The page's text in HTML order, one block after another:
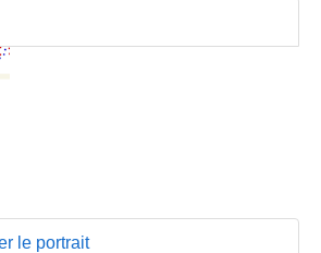
le portrait